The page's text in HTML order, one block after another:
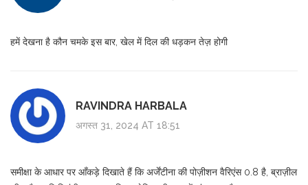
हमें देखना है कौन चमके इस बार, खेल में दिल की धड़कन तेज़ होगी
RAVINDRA HARBALA
अगस्त 31, 2024 AT 18:51
समीक्षा के आधार पर आँकड़े दिखाते हैं कि अर्जेंटीना की पोज़ीशन वैरिएंस 0.8 है, ब्राज़ील